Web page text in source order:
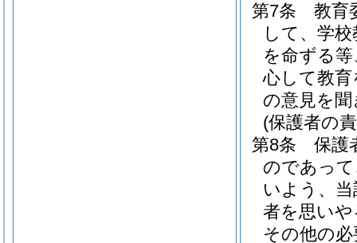
第7条
教育
して、学
を命ずる
心して教
の意見を
(保護者の
第8条
保護
のであっ
いよう、
者を思い
その他の